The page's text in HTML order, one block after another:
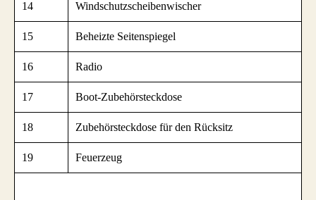
14 Windschutzscheibenwischer
15 Beheizte Seitenspiegel
16 Radio
17 Boot-Zubehörsteckdose
18 Zubehörsteckdose für den Rücksitz
19 Feuerzeug